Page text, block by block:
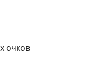
очков